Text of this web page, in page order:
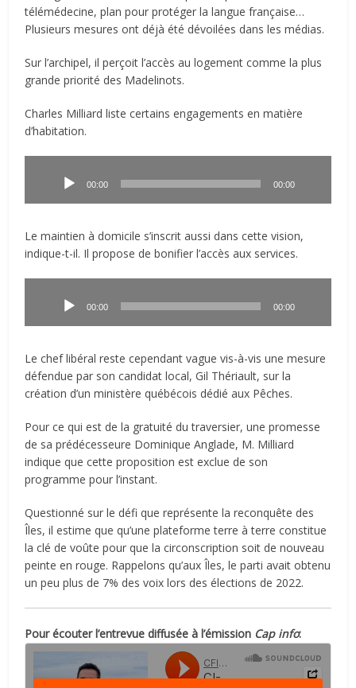
télémédecine, plan pour protéger la langue française…
Plusieurs mesures ont déjà été dévoilées dans les médias.
Sur l’archipel, il perçoit l’accès au logement comme la plus
grande priorité des Madelinots.
Charles Milliard liste certains engagements en matière
d’habitation.
00:00 00:00
Le maintien à domicile s’inscrit aussi dans cette vision,
indique-t-il. Il propose de bonifier l’accès aux services.
00:00 00:00
Le chef libéral reste cependant vague vis-à-vis une mesure
défendue par son candidat local, Gil Thériault, sur la
création d’un ministère québécois dédié aux Pêches.
Pour ce qui est de la gratuité du traversier, une promesse
de sa prédécesseure Dominique Anglade, M. Milliard
indique que cette proposition est exclue de son
programme pour l’instant.
Questionné sur le défi que représente la reconquête des
Îles, il estime que qu’une plateforme terre à terre constitue
la clé de voûte pour que la circonscription soit de nouveau
peinte en rouge. Rappelons qu’aux Îles, le parti avait obtenu
un peu plus de 7% des voix lors des élections de 2022.
Pour écouter l’entrevue diffusée à l’émission Cap info: